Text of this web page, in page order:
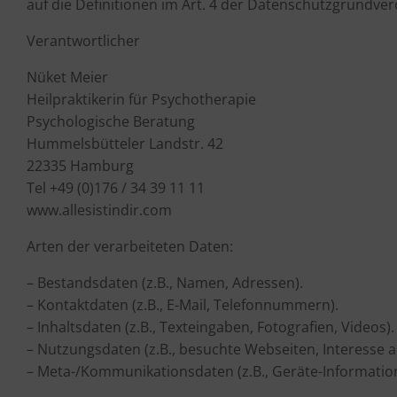
auf die Definitionen im Art. 4 der
Verantwortlicher
Nüket Meier
Heilpraktikerin für Psychotherapie
Psychologische Beratung
Hummelsbütteler Landstr. 42
22335 Hamburg
Tel +49 (0)176 / 34 39 11 11
www.allesistindir.com
Arten der verarbeiteten Daten:
– Bestandsdaten (z.B., Namen, Adressen).
– Kontaktdaten (z.B., E-Mail, Telefonnummern).
– Inhaltsdaten (z.B., Texteingaben, Fotografien, Videos).
– Nutzungsdaten (z.B., besuchte Webseiten, Interesse
– Meta-/Kommunikationsdaten (z.B., Geräte-